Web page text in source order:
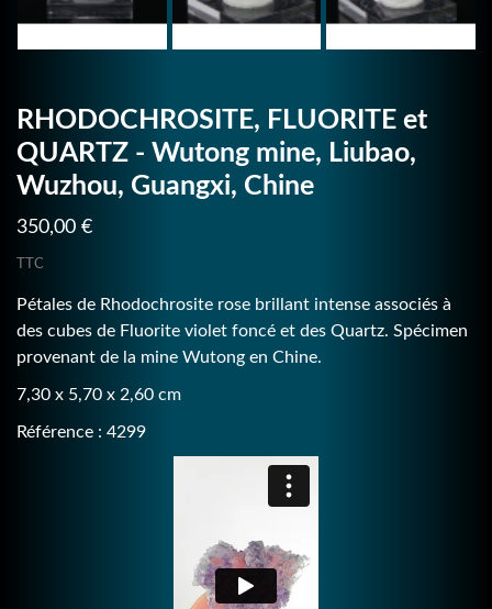
RHODOCHROSITE, FLUORITE et
QUARTZ - Wutong mine, Liubao,
Wuzhou, Guangxi, Chine
350,00 €
TTC
Pétales de Rhodochrosite rose brillant intense associés à
des cubes de Fluorite violet foncé et des Quartz. Spécimen
provenant de la mine Wutong en Chine.
7,30 x 5,70 x 2,60 cm
Référence : 4299